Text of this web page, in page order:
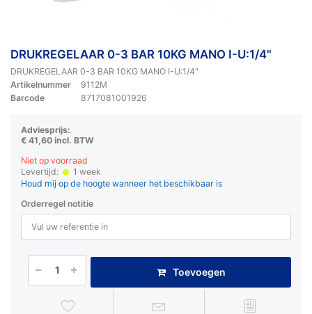
DRUKREGELAAR 0-3 BAR 10KG MANO I-U:1/4"
DRUKREGELAAR 0-3 BAR 10KG MANO I-U:1/4"
Artikelnummer
9112M
Barcode
8717081001926
Adviesprijs:
€ 41,60 incl. BTW
Niet op voorraad
Levertijd:
1 week
Houd mij op de hoogte wanneer het beschikbaar is
Orderregel notitie
Toevoegen